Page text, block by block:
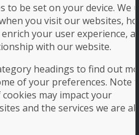
to be set on your device. We
you visit our websites,
your user experience,
with our website.
headings to find out
of your preferences. Note
may impact your
and the services we are